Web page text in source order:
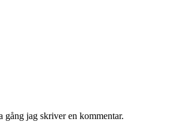
gång jag skriver en kommentar.